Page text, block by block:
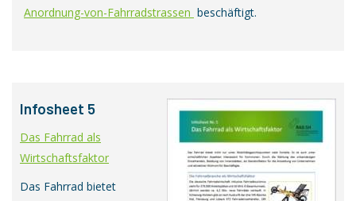
Anordnung-von-Fahrradstrassen beschäftigt.
Infosheet 5
Das Fahrrad als
Wirtschaftsfaktor
Das Fahrrad bietet